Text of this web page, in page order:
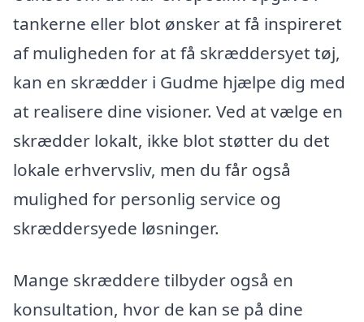
tankerne eller blot ønsker at få inspireret
af muligheden for at få skræddersyet tøj,
kan en skrædder i Gudme hjælpe dig med
at realisere dine visioner. Ved at vælge en
skrædder lokalt, ikke blot støtter du det
lokale erhvervsliv, men du får også
mulighed for personlig service og
skræddersyede løsninger.
Mange skræddere tilbyder også en
konsultation, hvor de kan se på dine